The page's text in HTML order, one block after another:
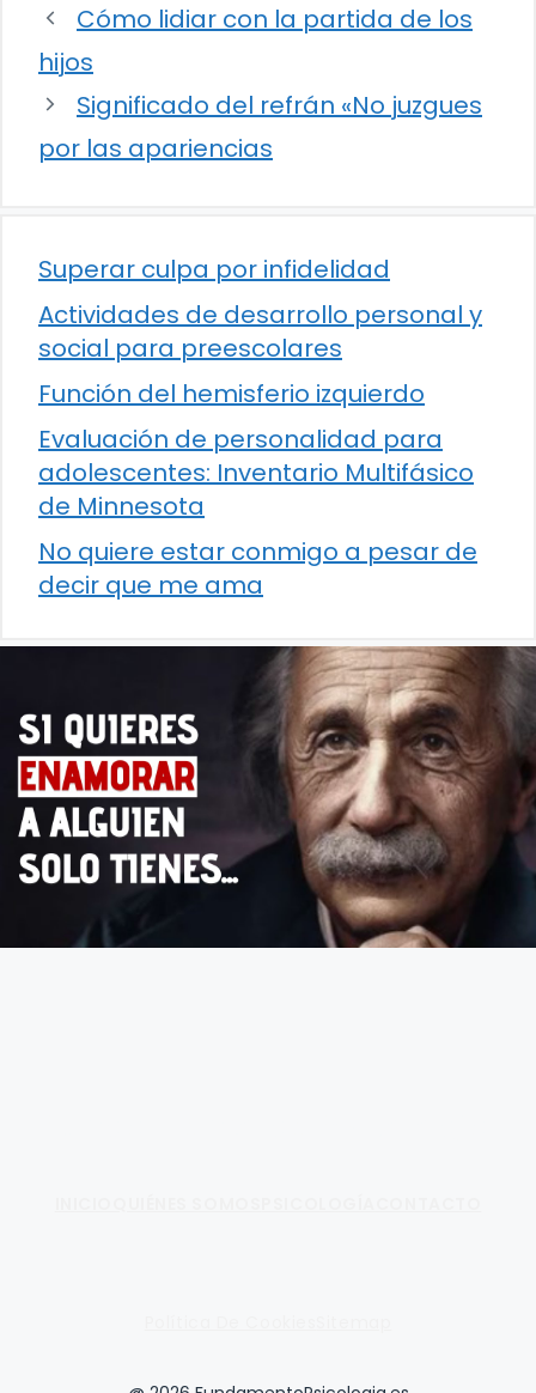
Cómo lidiar con la partida de los
hijos
Significado del refrán «No juzgues
por las apariencias
Superar culpa por infidelidad
Actividades de desarrollo personal y
social para preescolares
Función del hemisferio izquierdo
Evaluación de personalidad para
adolescentes: Inventario Multifásico
de Minnesota
No quiere estar conmigo a pesar de
decir que me ama